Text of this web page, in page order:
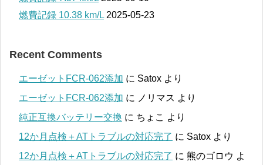
燃費記録 10.38 km/L 2025-05-23
Recent Comments
エーゼットFCR-062添加 に Satox より
エーゼットFCR-062添加 に ノリマス より
純正互換バッテリー交換 に ちょこ より
12か月点検＋ATトラブルの対応完了 に Satox より
12か月点検＋ATトラブルの対応完了 に 熊のゴロウ よ